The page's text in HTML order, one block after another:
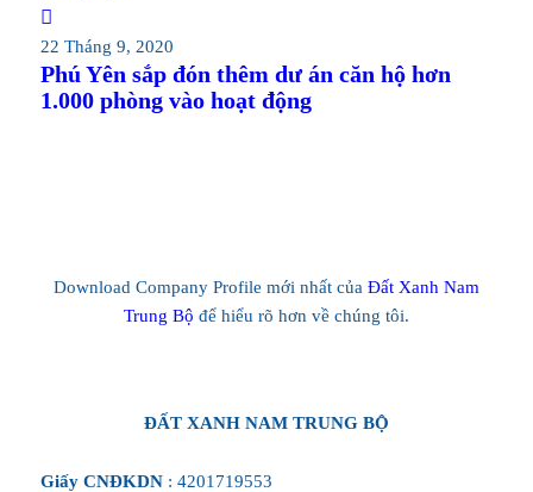
22 Tháng 9, 2020
Phú Yên sắp đón thêm dư án căn hộ hơn
1.000 phòng vào hoạt động
Download Company Profile mới nhất của Đất Xanh Nam
Trung Bộ để hiểu rõ hơn về chúng tôi.
ĐẤT XANH NAM TRUNG BỘ
Giấy CNĐKDN: 4201719553